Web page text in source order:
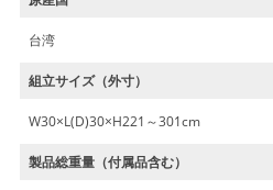
台湾
組立サイズ（外寸）
W30×L(D)30×H221～301cm
製品総重量（付属品含む）